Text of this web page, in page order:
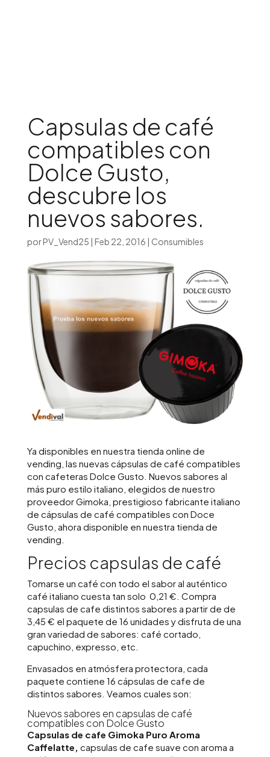
Capsulas de café
compatibles con
Dolce Gusto,
descubre los
nuevos sabores.
porPV_Vend25 | Feb 22, 2016 | Consumibles
Ya disponibles en nuestra tienda online de
vending, las nuevas cápsulas de café compatibles
con cafeteras Dolce Gusto. Nuevos sabores al
más puro estilo italiano, elegidos de nuestro
proveedor Gimoka, prestigioso fabricante italiano
de cápsulas de café compatibles con Doce
Gusto, ahora disponible en nuestra tienda de
vending.
Precios capsulas de café
Tomarse un café con todo el sabor al auténtico
café italiano cuesta tan solo 0,21 €. Compra
capsulas de cafe distintos sabores a partir de de
3,45 € el paquete de 16 unidades y disfruta de una
gran variedad de sabores: café cortado,
capuchino, expresso, etc.
Envasados en atmósfera protectora, cada
paquete contiene 16 cápsulas de cafe de
distintos sabores. Veamos cuales son:
Nuevos sabores en capsulas de café
compatibles con Dolce Gusto
Capsulas de cafe Gimoka Puro Aroma
Caffelatte, capsulas de cafe suave con aroma a